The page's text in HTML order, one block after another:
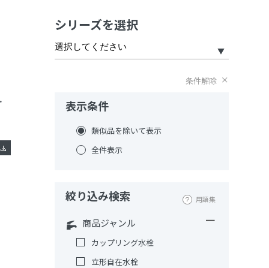
形］
シリーズを選択
条件解除
表示条件
類似品を除いて表示
全件表示
絞り込み検索 用語集
商品ジャンル
カップリング水栓
立形自在水栓